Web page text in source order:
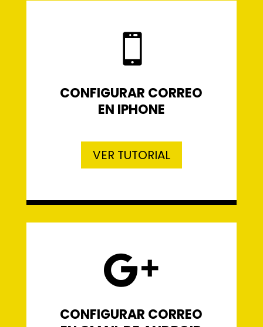

CONFIGURAR CORREO
EN IPHONE
VER TUTORIAL

CONFIGURAR CORREO